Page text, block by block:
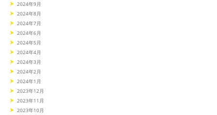
2024年9月
2024年8月
2024年7月
2024年6月
2024年5月
2024年4月
2024年3月
2024年2月
2024年1月
2023年12月
2023年11月
2023年10月